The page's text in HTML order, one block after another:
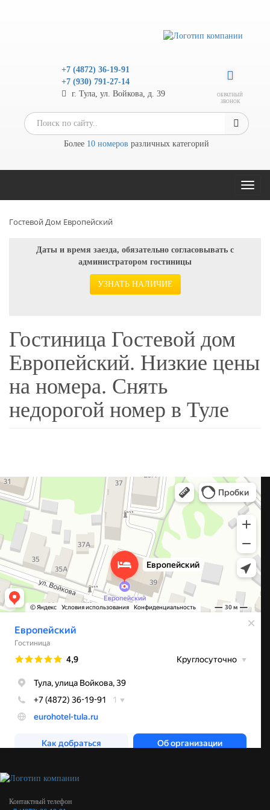
+7 (4872) 36-19-91
+7 (930) 791-27-14
г. Тула, ул. Войкова, д. 39
ОБРАТНЫЙ
ЗВОНОК
Более 10 номеров различных категорий
Toggle
Гостевой Дом Европейский
Даты и время заезда, обязательно согласовывать с
администратором гостиницы
УЗНАТЬ НАЛИЧИЕ
Гостиница Гостевой дом
Европейский. Низкие цены
на номера. Снять
недорогой номер в Туле
Контактный телефон